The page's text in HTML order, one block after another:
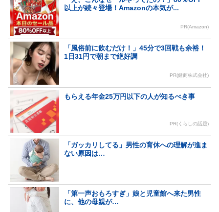
以上が続々登場！Amazonの本気が...
PR(Amazon)
「風俗前に飲むだけ！」45分で3回戦も余裕！
1日31円で朝まで絶好調
PR(健商株式会社)
もらえる年金25万円以下の人が知るべき事
PR(くらしの話題)
「ガッカリしてる」男性の育休への理解が進ま
ない原因は…
「第一声おもろすぎ」娘と児童館へ来た男性
に、他の母親が…